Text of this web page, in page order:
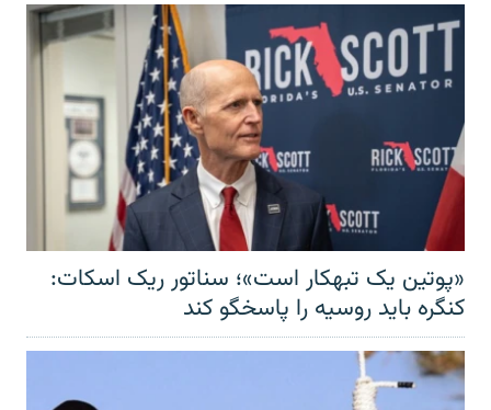
«پوتین یک تبهکار است»؛ سناتور ریک اسکات:
کنگره باید روسیه را پاسخگو کند